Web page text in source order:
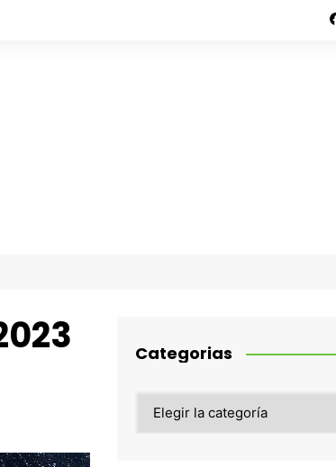
Categorias